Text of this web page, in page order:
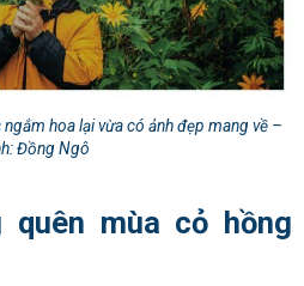
hoa lại vừa có ảnh đẹp mang về –
Đồng Ngô
quên mùa cỏ hồng